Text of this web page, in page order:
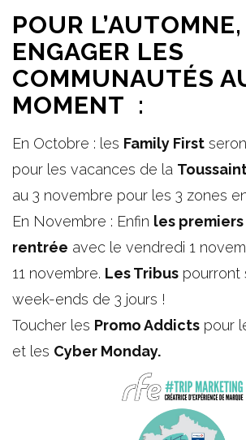
POUR L’AUTOMNE,
ENGAGER LES
COMMUNAUTÉS
MOMENT :
En Octobre : les Family First
pour les vacances de la
au 3 novembre pour les 3 zones
En Novembre : Enfin les
rentrée avec le vendredi 1
11 novembre. Les Tribus pourront
week-ends de 3 jours !
Toucher les Promo Addicts pour
et les Cyber Monday.